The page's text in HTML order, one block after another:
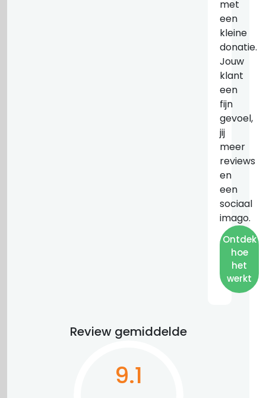
met
een
kleine
donatie.
Jouw
klant
een
fijn
gevoel,
jij
meer
reviews
en
een
sociaal
imago.
Ontdek
hoe
het
werkt
Review gemiddelde
9.1